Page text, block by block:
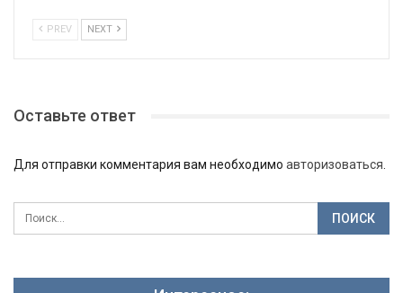
PREV NEXT
Оставьте ответ
Для отправки комментария вам необходимо авторизоваться.